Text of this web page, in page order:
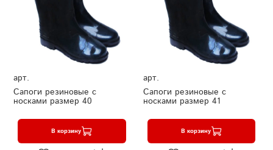
арт.
Сапоги резиновые с
носками размер 40
В корзину
арт.
Сапоги резиновые с
носками размер 41
В корзину